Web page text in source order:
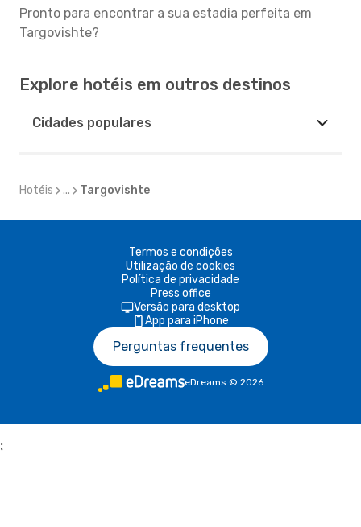
Pronto para encontrar a sua estadia perfeita em
Targovishte?
Explore hotéis em outros destinos
Cidades populares
Hotéis ... Targovishte
Termos e condições
Utilização de cookies
Política de privacidade
Press office
Versão para desktop
App para iPhone
Perguntas frequentes
eDreams © 2026
;